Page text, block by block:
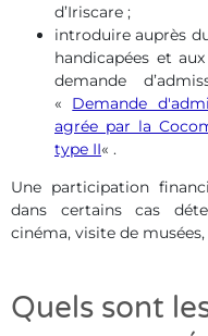
d’Iriscare ;
introduire auprès
handicapées et
demande
« Demande
agrée par la
type II« .
Une participation
dans certains cas
cinéma, visite de musées,
Quels sont